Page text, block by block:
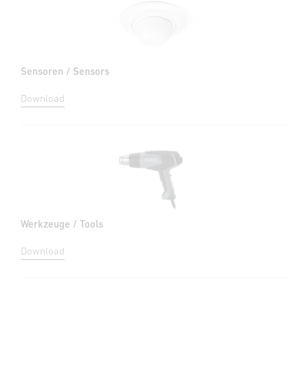
Sensoren / Sensors
Download
Werkzeuge / Tools
Download